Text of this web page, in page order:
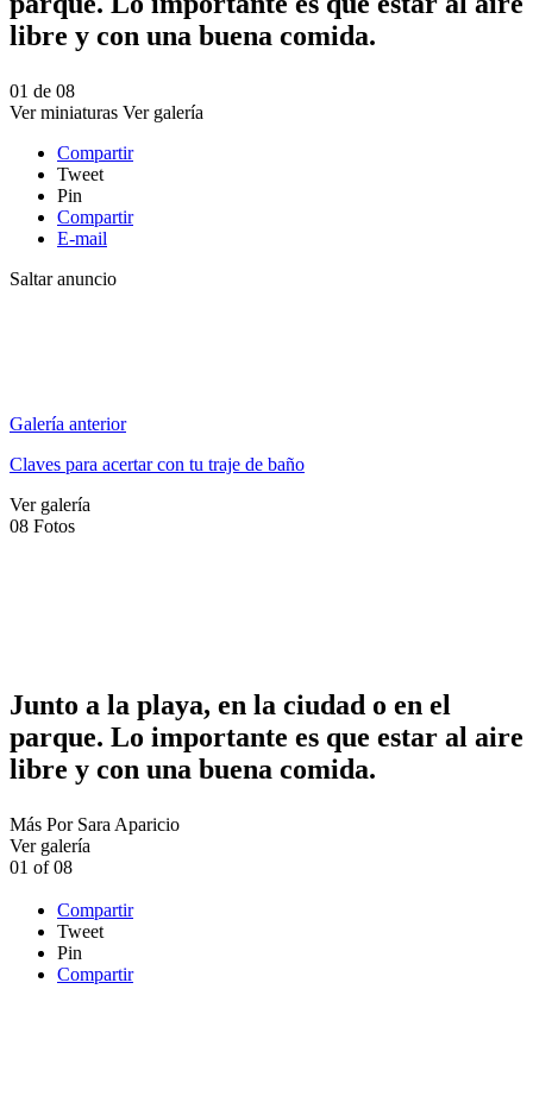
libre y con una buena comida.
01 de 08
Ver miniaturas Ver galería
Compartir
Tweet
Pin
Compartir
E-mail
Saltar anuncio
Galería anterior
Claves para acertar con tu traje de baño
Ver galería
08 Fotos
Junto a la playa, en la ciudad o en el
parque. Lo importante es que estar al aire
libre y con una buena comida.
Más Por Sara Aparicio
Ver galería
01 of 08
Compartir
Tweet
Pin
Compartir